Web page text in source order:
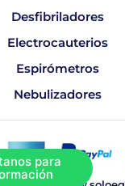
Desfibriladores
Electrocauterios
Espirómetros
Nebulizadores